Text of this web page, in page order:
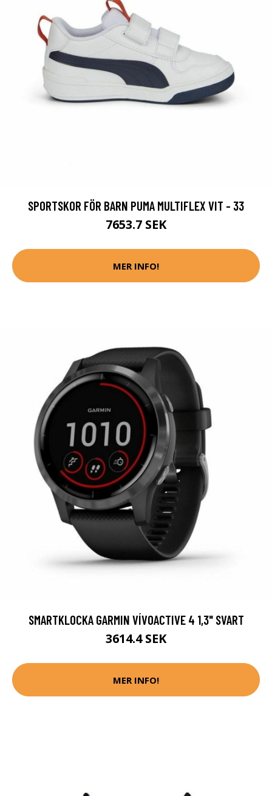
SPORTSKOR FÖR BARN PUMA MULTIFLEX VIT - 33
7653.7 SEK
MER INFO!
SMARTKLOCKA GARMIN VÍVOACTIVE 4 1,3" SVART
3614.4 SEK
MER INFO!